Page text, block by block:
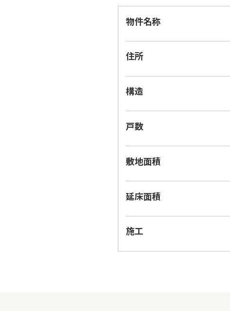
物件名称
住所
構造
戸数
敷地面積
延床面積
施工